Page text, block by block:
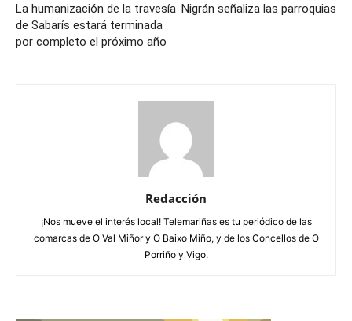
La humanización de la travesía
de Sabarís estará terminada
por completo el próximo año
Nigrán señaliza las parroquias
Redacción
¡Nos mueve el interés local! Telemariñas es tu periódico de las
comarcas de O Val Miñor y O Baixo Miño, y de los Concellos de O
Porriño y Vigo.